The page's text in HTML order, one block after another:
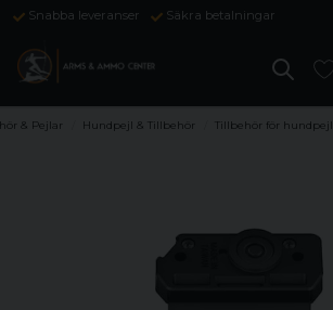
Snabba leveranser Säkra betalningar
& Pejlar Hundpejl & Tillbehör Tillbehör för hundpejl